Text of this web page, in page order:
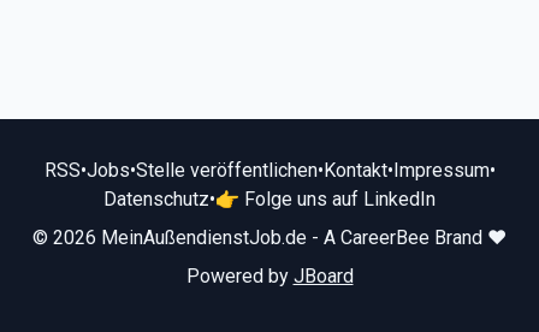
RSS•Jobs•Stelle veröffentlichen•Kontakt•Impressum•
Datenschutz•👉 Folge uns auf LinkedIn
© 2026 MeinAußendienstJob.de - A CareerBee Brand ❤️
Powered by JBoard